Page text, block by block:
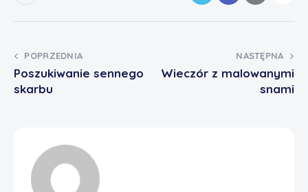
POPRZEDNIA
Poszukiwanie sennego
skarbu
NASTĘPNA
Wieczór z malowanymi
snami